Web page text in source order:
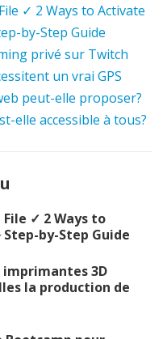
✓ 2 Ways to Activate
by-Step Guide
privé sur Twitch
un vrai GPS
peut-elle proposer?
elle accessible à tous?
✓ 2 Ways to
by-Step Guide
imprimantes 3D
la production de